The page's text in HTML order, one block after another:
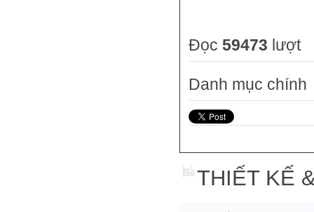
Đọc 59473 lượt
Danh mục chính
THIẾT KẾ